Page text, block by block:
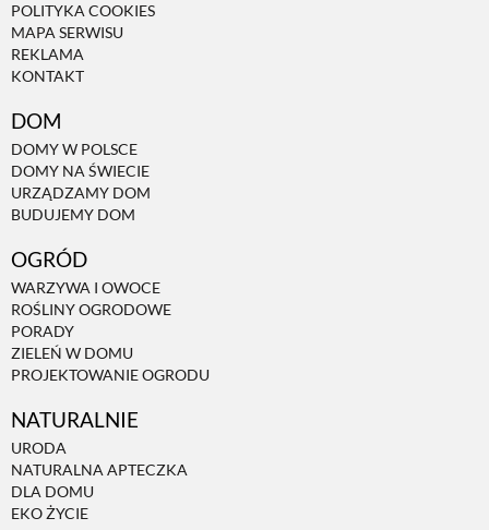
POLITYKA COOKIES
MAPA SERWISU
REKLAMA
KONTAKT
DOM
DOMY W POLSCE
DOMY NA ŚWIECIE
URZĄDZAMY DOM
BUDUJEMY DOM
OGRÓD
WARZYWA I OWOCE
ROŚLINY OGRODOWE
PORADY
ZIELEŃ W DOMU
PROJEKTOWANIE OGRODU
NATURALNIE
URODA
NATURALNA APTECZKA
DLA DOMU
EKO ŻYCIE
PROJEKTOWANIE OGRODU
NATURALNA APTECZKA